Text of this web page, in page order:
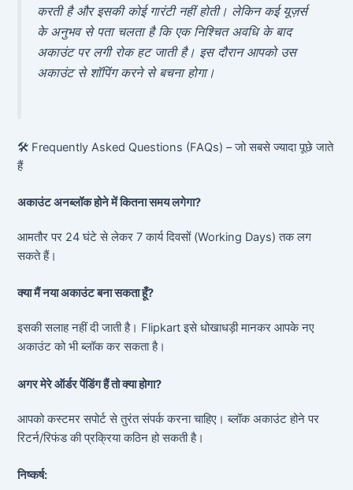
करती है और इसकी कोई गारंटी नहीं होती। लेकिन कई यूज़र्स
के अनुभव से पता चलता है कि एक निश्चित अवधि के बाद
अकाउंट पर लगी रोक हट जाती है। इस दौरान आपको उस
अकाउंट से शॉपिंग करने से बचना होगा।
🛠️ Frequently Asked Questions (FAQs) – जो सबसे ज्यादा पूछे जाते
हैं
अकाउंट अनब्लॉक होने में कितना समय लगेगा?
आमतौर पर 24 घंटे से लेकर 7 कार्य दिवसों (Working Days) तक लग
सकते हैं।
क्या मैं नया अकाउंट बना सकता हूँ?
इसकी सलाह नहीं दी जाती है। Flipkart इसे धोखाधड़ी मानकर आपके नए
अकाउंट को भी ब्लॉक कर सकता है।
अगर मेरे ऑर्डर पेंडिंग हैं तो क्या होगा?
आपको कस्टमर सपोर्ट से तुरंत संपर्क करना चाहिए। ब्लॉक अकाउंट होने पर
रिटर्न/रिफंड की प्रक्रिया कठिन हो सकती है।
निष्कर्ष: